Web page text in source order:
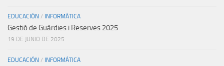
EDUCACIÓN / INFORMÁTICA
Gestió de Guàrdies i Reserves 2025
19 DE JUNIO DE 2025
EDUCACIÓN / INFORMÁTICA